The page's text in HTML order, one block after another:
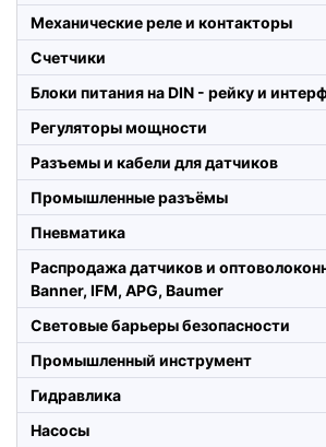
Механические реле и контакторы
Счетчики
Блоки питания на DIN - рейку и
Регуляторы мощности
Разъемы и кабели для датчиков
Промышленные разъёмы
Пневматика
Распродажа датчиков и
Banner, IFM, APG, Baumer
Световые барьеры безопасности
Промышленный инструмент
Гидравлика
Насосы